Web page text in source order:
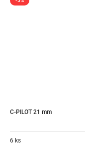
C-PILOT 21 mm
6 ks